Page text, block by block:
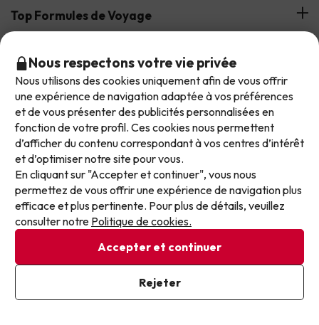
Ne laissez plus passer les meilleures offres !
Nos offres évoluent chaque jour. Inscrivez-vous et
recevez chaque semaine une sélection soignée de
nos dernières offres de vacances, pour ne plus
jamais passer à côté d’un excellent prix.
Écrivez votre e-mail ici
J'ai déjà souscrit
En vous inscrivant à notre newsletter, vous donnez votre accord
pour recevoir des communications marketing de la part de
Notre groupe de voyage
Hôtels à Costa Brava
Hôtels en Catalogne
Hôtels en Andalousie
Top Formules de Voyage
Offres d'hôtels en demi-pension
Offres d'hôtels balnéaires
Offres d'hôtels sur les îles
Offres d'hôtels pour les familles
Réservez votre offre avec Jump2spain.com
Comment réserver sur Jump2spain.com
Faqs
Service client
Nous acceptons
Conditions
Protection des données
Politique de cookies
Exqui S.L.U. Copyright © Jump2spain.com 2026
Nous respectons votre vie privée
Nous utilisons des cookies uniquement afin de vous offrir
une expérience de navigation adaptée à vos préférences
et de vous présenter des publicités personnalisées en
fonction de votre profil. Ces cookies nous permettent
d’afficher du contenu correspondant à vos centres d’intérêt
et d’optimiser notre site pour vous.
En cliquant sur "Accepter et continuer", vous nous
permettez de vous offrir une expérience de navigation plus
efficace et plus pertinente. Pour plus de détails, veuillez
consulter notre Politique de cookies.
Accepter et continuer
Rejeter